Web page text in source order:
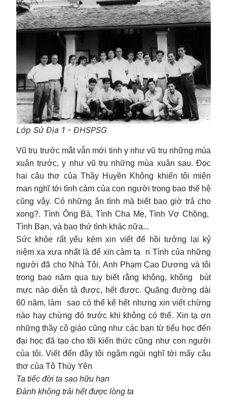
Lớp Sử Địa 1 - ĐHSPSG
Vũ trụ trước mắt vẫn mới tinh y như vũ trụ những mùa
xuân trước, y như vũ trụ những mùa xuân sau. Đọc
hai câu thơ của Thầy Huyền Không khiến tôi miên
man nghĩ tới tình cảm của con người trong bao thế hệ
cũng vậy. Có những ân tình mà biết bao giờ trả cho
xong?. Tình Ông Bà, Tình Cha Mẹ, Tình Vợ Chồng,
Tình Bạn, và bao thứ tình khác nữa...
Sức khỏe rất yếu kém xin viết để hồi tưởng lại kỷ
niệm xa xưa nhất là để xin cảm tạ n Tình của những
người đã cho Nhà Tôi, Anh Phạm Cao Dương và tôi
trong bao năm qua tuy biết rằng không, không bút
mực nào diễn tả được, hết được. Quãng đường dài
60 năm, làm sao có thể kể hết nhưng xin viết chừng
nào hay chừng đó trước khi không có thể. Xin tạ ơn
những thầy cô giáo cũng như các bạn từ tiểu học đến
đại học đã tạo cho tôi kiến thức cũng như con người
của tôi. Viết đến đây tôi ngậm ngùi nghĩ tới mấy câu
thơ của Tô Thùy Yên
Ta tiếc đời ta sao hữu hạn
Đành không trải hết được lòng ta